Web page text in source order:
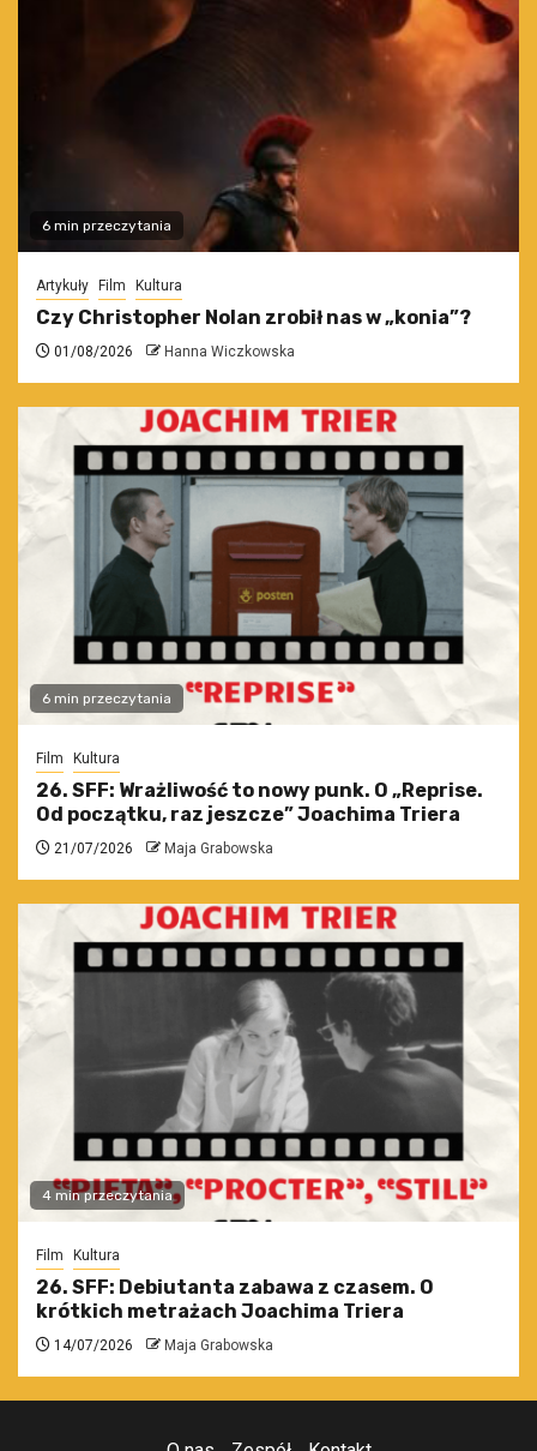
6 min przeczytania
Artykuły Film Kultura
Czy Christopher Nolan zrobił nas w „konia”?
01/08/2026 Hanna Wiczkowska
6 min przeczytania
Film Kultura
26. SFF: Wrażliwość to nowy punk. O „Reprise.
Od początku, raz jeszcze” Joachima Triera
21/07/2026 Maja Grabowska
4 min przeczytania
Film Kultura
26. SFF: Debiutanta zabawa z czasem. O
krótkich metrażach Joachima Triera
14/07/2026 Maja Grabowska